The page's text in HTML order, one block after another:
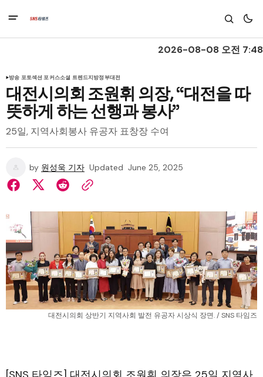
2026-08-08 오전 7:48
방송 포토섹션 포커스소셜 트렌드지방정부대전
대전시의회 조원휘 의장, “대전을 따
뜻하게 하는 선행과 봉사”
25일, 지역사회봉사 유공자 표창장 수여
by 원성욱 기자 Updated June 25, 2025
대전시의회 상반기 지역사회 발전 유공자 시상식 장면. / SNS 타임즈